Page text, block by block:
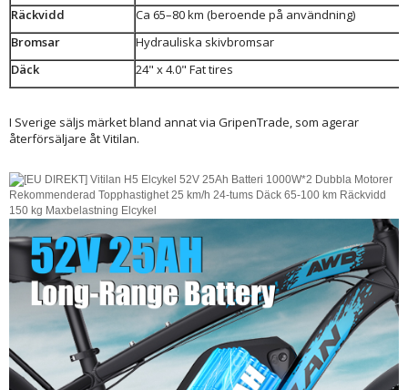
Räckvidd
Ca 65–80 km (beroende på användning)
Bromsar
Hydrauliska skivbromsar
Däck
24" x 4.0" Fat tires
I Sverige säljs märket bland annat via GripenTrade, som agerar
återförsäljare åt Vitilan.